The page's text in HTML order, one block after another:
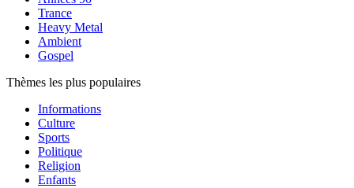
Trance
Heavy Metal
Ambient
Gospel
Thèmes les plus populaires
Informations
Culture
Sports
Politique
Religion
Enfants